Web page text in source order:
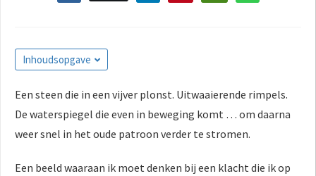
Inhoudsopgave
Een steen die in een vijver plonst. Uitwaaierende rimpels.
De waterspiegel die even in beweging komt … om daarna
weer snel in het oude patroon verder te stromen.
Een beeld waaraan ik moet denken bij een klacht die ik op
worden